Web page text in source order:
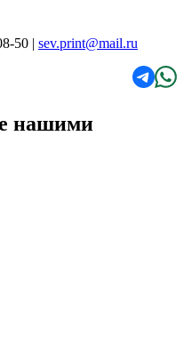
50 | sev.print@mail.ru
нашими